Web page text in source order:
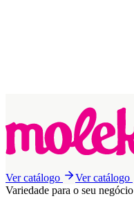
Ver catálogo
Ver catálogo
Variedade para o seu negócio